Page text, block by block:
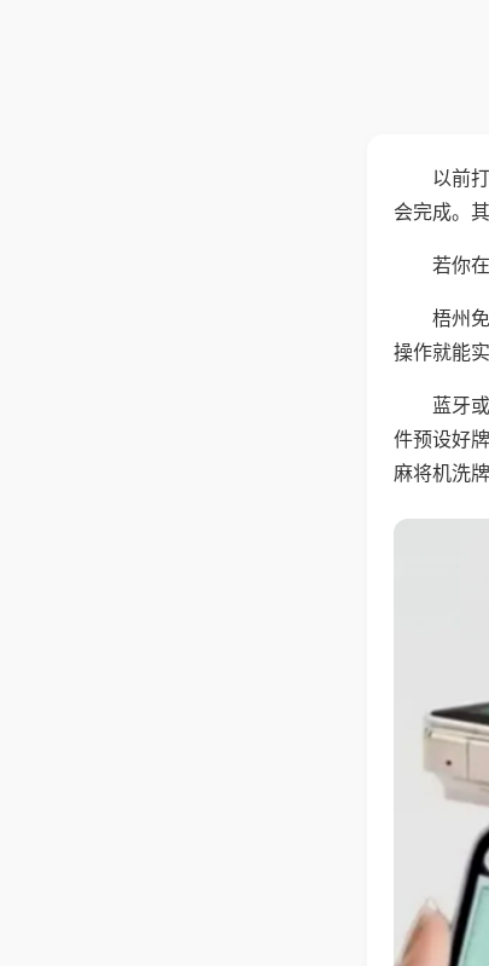
以前
会完成。
若你
梧州
操作就能
蓝牙
件预设好
麻将机洗